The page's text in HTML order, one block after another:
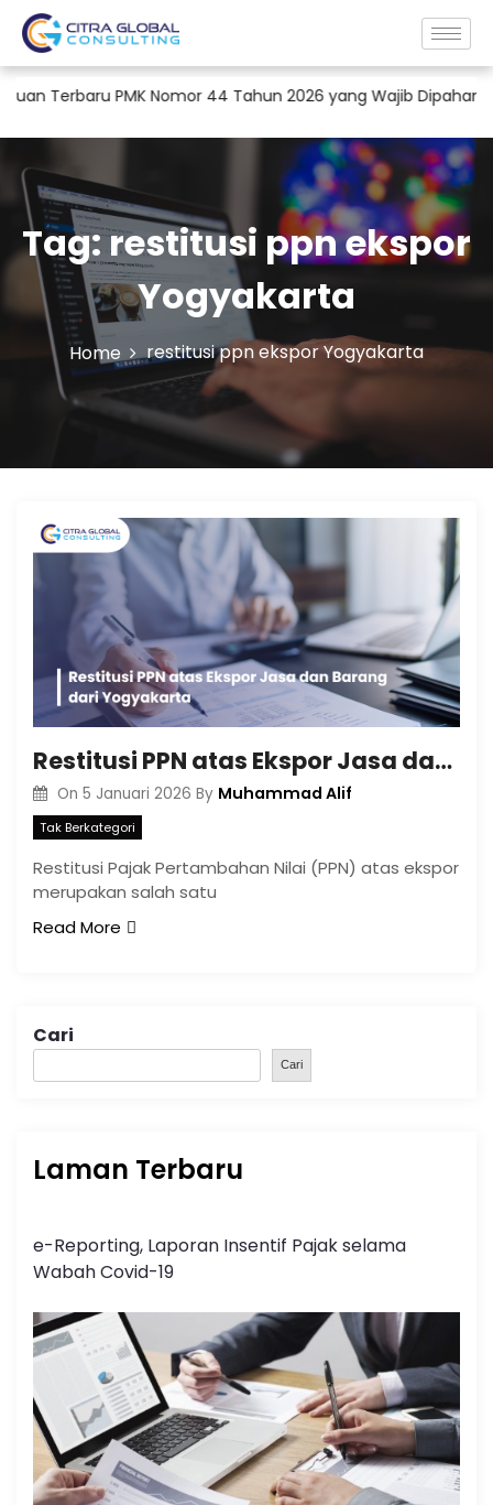
PMK Nomor 44 Tahun 2026 yang Wajib Dipahami
Tag:restitusi ppn ekspor
Yogyakarta
Home restitusi ppn ekspor Yogyakarta
Restitusi PPN atas Ekspor Jasa dan Barang dari Yogyakarta
On 5 Januari 2026 By Muhammad Alif
Tak Berkategori
Restitusi Pajak Pertambahan Nilai (PPN) atas ekspor
merupakan salah satu
Read More
Cari
Cari
Laman Terbaru
e-Reporting, Laporan Insentif Pajak selama
Wabah Covid-19